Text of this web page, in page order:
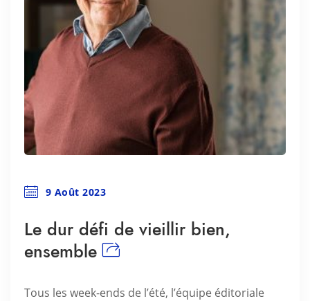
9 Août 2023
Le dur défi de vieillir bien,
ensemble
Tous les week-ends de l’été, l’équipe éditoriale